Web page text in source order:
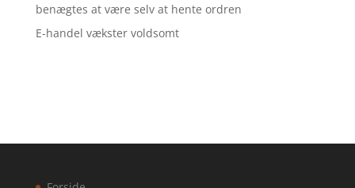
benægtes at være selv at hente ordren
E-handel vækster voldsomt